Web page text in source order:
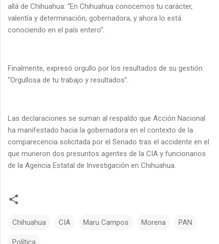
allá de Chihuahua: “En Chihuahua conocemos tu carácter,
valentía y determinación, gobernadora, y ahora lo está
conociendo en el país entero”.
Finalmente, expresó orgullo por los resultados de su gestión:
“Orgullosa de tu trabajo y resultados”.
Las declaraciones se suman al respaldo que Acción Nacional
ha manifestado hacia la gobernadora en el contexto de la
comparecencia solicitada por el Senado tras el accidente en el
que murieron dos presuntos agentes de la CIA y funcionarios
de la Agencia Estatal de Investigación en Chihuahua.
Chihuahua CIA Maru Campos Morena PAN
Política